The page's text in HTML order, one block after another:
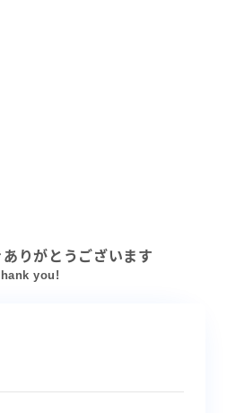
りがとうございます
you!